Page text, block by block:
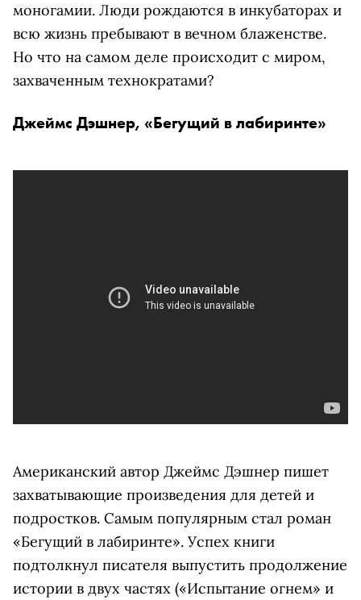
моногамии. Люди рождаются в инкубаторах и
всю жизнь пребывают в вечном блаженстве.
Но что на самом деле происходит с миром,
захваченным технократами?
Джеймс Дэшнер, «Бегущий в лабиринте»
Американский автор Джеймс Дэшнер пишет
захватывающие произведения для детей и
подростков. Самым популярным стал роман
«Бегущий в лабиринте». Успех книги
подтолкнул писателя выпустить продолжение
истории в двух частях («Испытание огнем» и